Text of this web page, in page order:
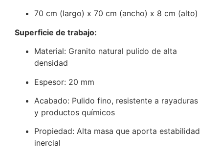
70 cm (largo) x 70 cm (ancho) x 8 cm (alto)
Superficie de trabajo:
Material: Granito natural pulido de alta
densidad
Espesor: 20 mm
Acabado: Pulido fino, resistente a rayaduras
y productos químicos
Propiedad: Alta masa que aporta estabilidad
inercial